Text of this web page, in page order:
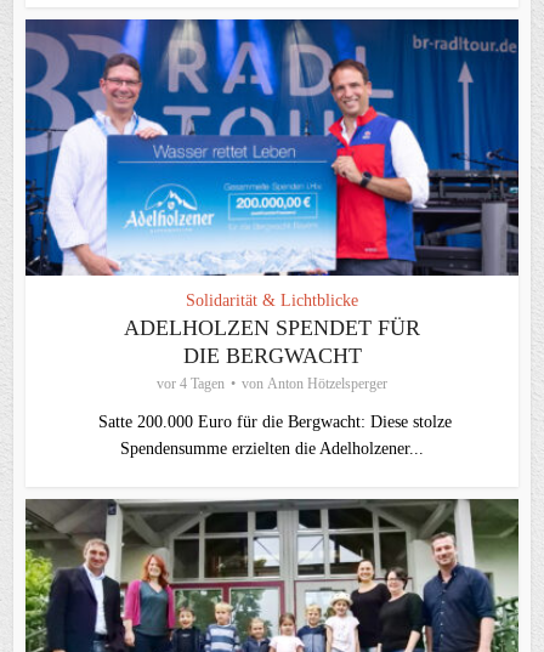
Solidarität & Lichtblicke
ADELHOLZEN SPENDET FÜR
DIE BERGWACHT
vor 4 Tagen von Anton Hötzelsperger
Satte 200.000 Euro für die Bergwacht: Diese stolze
Spendensumme erzielten die Adelholzener...